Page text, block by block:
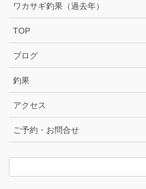
ワカサギ釣果（過去年）
TOP
ブログ
釣果
アクセス
ご予約・お問合せ